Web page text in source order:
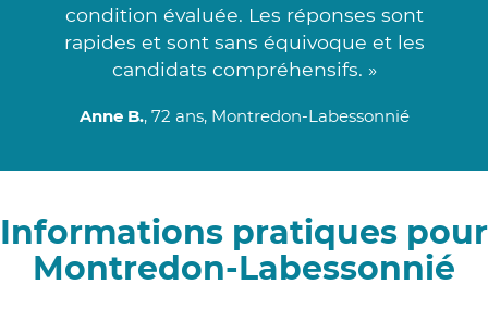
condition évaluée. Les réponses sont
rapides et sont sans équivoque et les
candidats compréhensifs. »
Anne B., 72 ans, Montredon-Labessonnié
Informations pratiques pour
Montredon-Labessonnié